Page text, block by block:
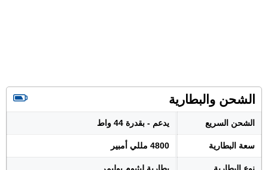
الشحن والبطارية
الشحن السريع يدعم - بقدرة 44 واط
سعة البطارية 4800 مللي أمبير